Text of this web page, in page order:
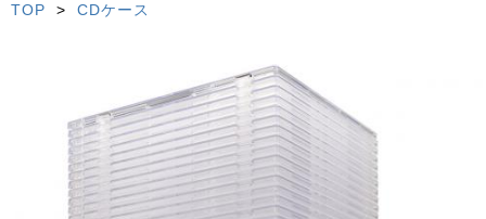
TOP > CDケース